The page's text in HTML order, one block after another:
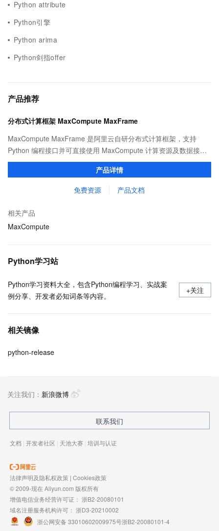
Python attribute
Python引擎
Python arima
Python剑指offer
产品推荐
分布式计算框架 MaxCompute MaxFrame
MaxCompute MaxFrame 是阿里云自研分布式计算框架，支持
Python 编程接口并可直接使用 MaxCompute 计算资源及数据接
口，与 MaxCompute Notebook、镜像管理等功能共同构成
MaxCompute 完整 Python 开发生态。
产品详情
免费资源 产品文档
相关产品
MaxCompute
Python学习站
Python学习资料大全，包含Python编程学习、实战案
例分享、开发者必知词条等内容。
+关注
相关镜像
python-release
关注我们： 新浪微博
联系我们
文档 | 开发者社区 | 天池大赛 | 培训与认证
法律声明及隐私权政策 | Cookies政策
© 2009-现在 Aliyun.com 版权所有
增值电信业务经营许可证： 浙B2-20080101
域名注册服务机构许可： 浙D3-20210002
浙公网安备 33010602009975号浙B2-20080101-4